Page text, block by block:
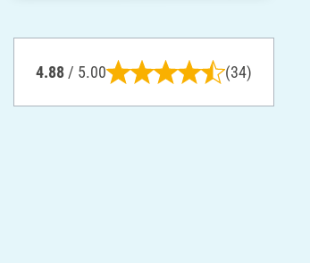
4.88 / 5.00 (34)